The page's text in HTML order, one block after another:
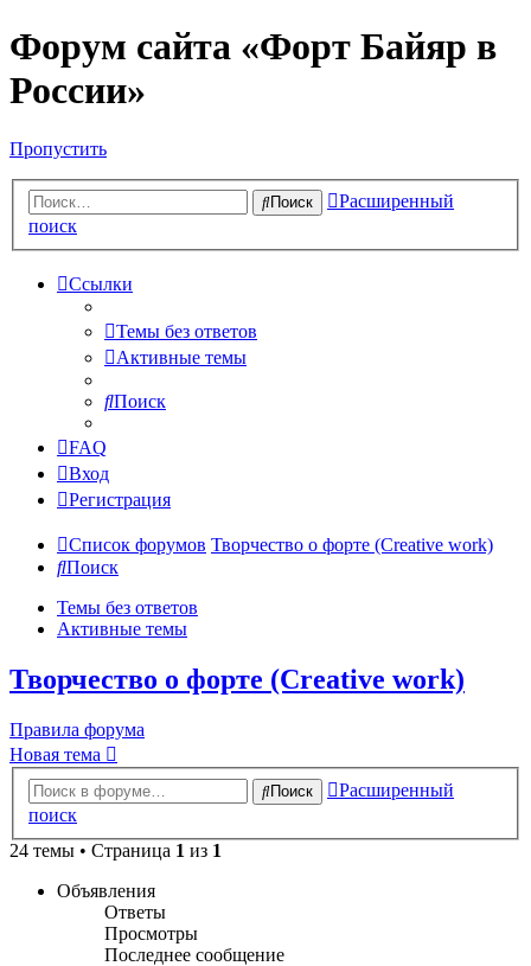
Форум сайта «Форт Байяр в
России»
Пропустить
Поиск
Расширенный
поиск
Ссылки
Темы без ответов
Активные темы
Поиск
FAQ
Вход
Регистрация
Список форумов Творчество о форте (Creative work)
Поиск
Темы без ответов
Активные темы
Творчество о форте (Creative work)
Правила форума
Новая тема
Поиск
Расширенный
поиск
24 темы • Страница 1 из 1
Объявления
Ответы
Просмотры
Последнее сообщение